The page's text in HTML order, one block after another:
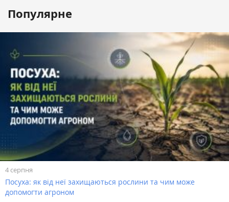
Популярне
4 серпня
Посуха: як від неї захищаються рослини та чим може
допомогти агроном